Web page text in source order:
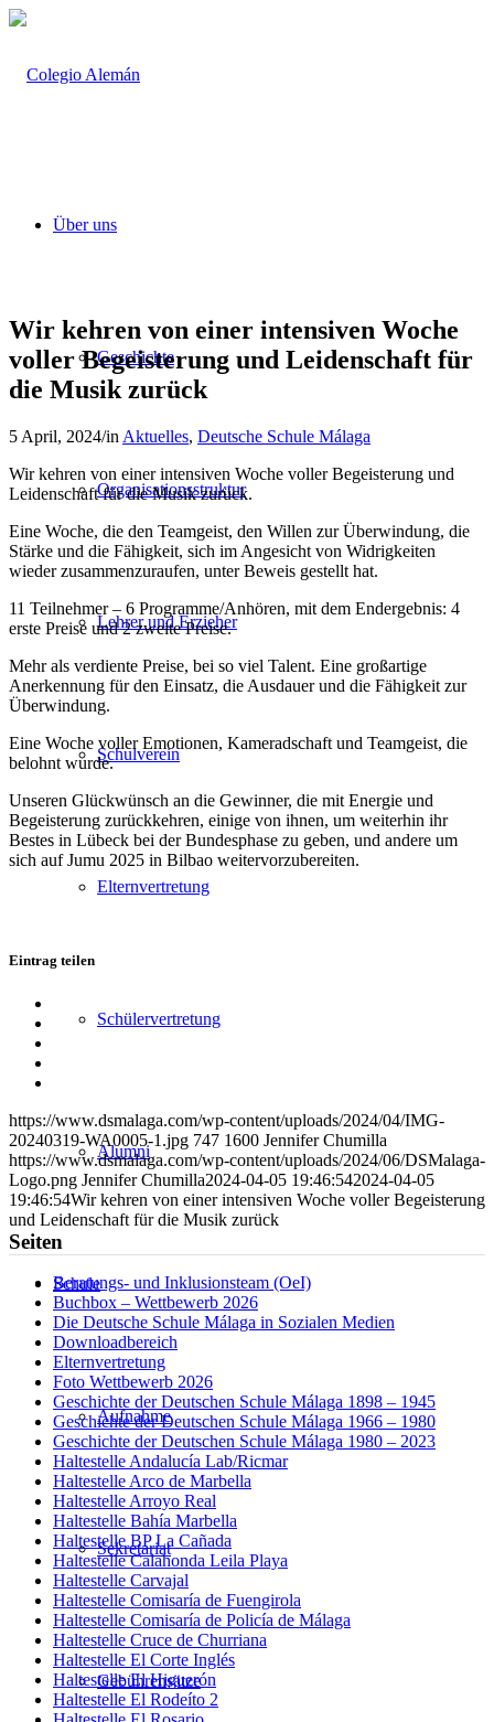
Über uns
Geschichte
Organisationsstruktur
Lehrer und Erzieher
Schulverein
Elternvertretung
Schülervertretung
Alumni
Schule
Aufnahme
Sekretariat
Gebührensätze
Wir kehren von einer intensiven Woche
voller Begeisterung und Leidenschaft für
die Musik zurück
5 April, 2024/in Aktuelles, Deutsche Schule Málaga
Wir kehren von einer intensiven Woche voller Begeisterung und
Leidenschaft für die Musik zurück.
Eine Woche, die den Teamgeist, den Willen zur Überwindung, die
Stärke und die Fähigkeit, sich im Angesicht von Widrigkeiten
wieder zusammenzuraufen, unter Beweis gestellt hat.
11 Teilnehmer – 6 Programme/Anhören, mit dem Endergebnis: 4
erste Preise und 2 zweite Preise.
Mehr als verdiente Preise, bei so viel Talent. Eine großartige
Anerkennung für den Einsatz, die Ausdauer und die Fähigkeit zur
Überwindung.
Eine Woche voller Emotionen, Kameradschaft und Teamgeist, die
belohnt wurde.
Unseren Glückwünsch an die Gewinner, die mit Energie und
Begeisterung zurückkehren, einige von ihnen, um weiterhin ihr
Bestes in Lübeck bei der Bundesphase zu geben, und andere um
sich auf Jumu 2025 in Bilbao weitervorzubereiten.
Eintrag teilen
Teilen
Mail
teilen
https://www.dsmalaga.com/wp-content/uploads/2024/04/IMG-
20240319-WA0005-1.jpg 747 1600 Jennifer Chumilla
https://www.dsmalaga.com/wp-content/uploads/2024/06/DSMalaga-
Logo.png Jennifer Chumilla2024-04-05 19:46:542024-04-05
19:46:54Wir kehren von einer intensiven Woche voller Begeisterung
und Leidenschaft für die Musik zurück
Seiten
Beratungs- und Inklusionsteam (OeI)
Buchbox – Wettbewerb 2026
Die Deutsche Schule Málaga in Sozialen Medien
Downloadbereich
Elternvertretung
Foto Wettbewerb 2026
Geschichte der Deutschen Schule Málaga 1898 – 1945
Geschichte der Deutschen Schule Málaga 1966 – 1980
Geschichte der Deutschen Schule Málaga 1980 – 2023
Haltestelle Andalucía Lab/Ricmar
Haltestelle Arco de Marbella
Haltestelle Arroyo Real
Haltestelle Bahía Marbella
Haltestelle BP La Cañada
Haltestelle Calahonda Leila Playa
Haltestelle Carvajal
Haltestelle Comisaría de Fuengirola
Haltestelle Comisaría de Policía de Málaga
Haltestelle Cruce de Churriana
Haltestelle El Corte Inglés
Haltestelle El Higuerón
Haltestelle El Rodeíto 2